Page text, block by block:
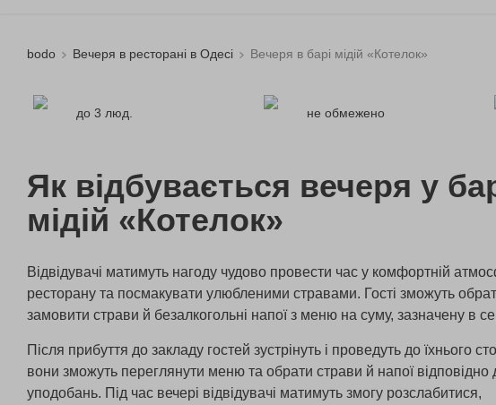
bodo Вечеря в ресторані в Одесі Вечеря в барі мідій «Котелок»
до 3 люд. не обмежено
Як відбувається вечеря у
мідій «Котелок»
Відвідувачі матимуть нагоду чудово провести час у комфортній
ресторану та посмакувати улюбленими стравами. Гості зможуть
замовити страви й безалкогольні напої з меню на суму, зазначену в
Після прибуття до закладу гостей зустрінуть і проведуть до їхнього
вони зможуть переглянути меню та обрати страви й напої відповідно
уподобань. Під час вечері відвідувачі матимуть змогу розслабитися,